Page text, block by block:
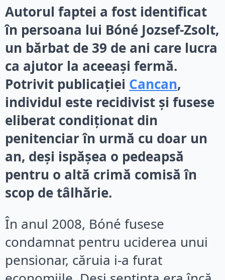
Autorul faptei a fost identificat
în persoana lui Bóné Jozsef-Zsolt,
un bărbat de 39 de ani care lucra
ca ajutor la aceeași fermă.
Potrivit publicației Cancan,
individul este recidivist și fusese
eliberat condiționat din
penitenciar în urmă cu doar un
an, deși ispășea o pedeapsă
pentru o altă crimă comisă în
scop de tâlhărie.
În anul 2008, Bóné fusese
condamnat pentru uciderea unui
pensionar, căruia i-a furat